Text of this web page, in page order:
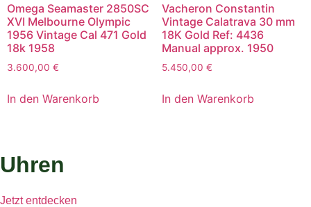
Omega Seamaster 2850SC
XVI Melbourne Olympic
1956 Vintage Cal 471 Gold
18k 1958
3.600,00 €
In den Warenkorb
Vacheron Constantin
Vintage Calatrava 30 mm
18K Gold Ref: 4436
Manual approx. 1950
5.450,00 €
In den Warenkorb
Uhren
Jetzt entdecken